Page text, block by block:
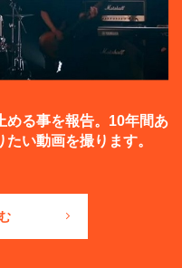
める事を報告。10年間あ
い動画を撮ります。